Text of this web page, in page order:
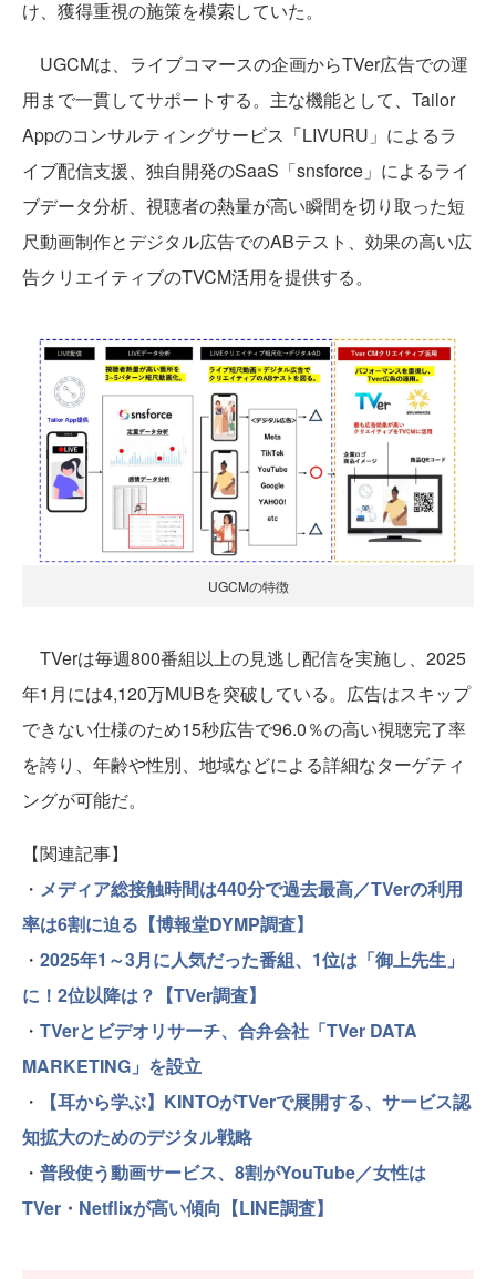
け、獲得重視の施策を模索していた。
UGCMは、ライブコマースの企画からTVer広告での運
用まで一貫してサポートする。主な機能として、Tailor
Appのコンサルティングサービス「LIVURU」によるラ
イブ配信支援、独自開発のSaaS「snsforce」によるライ
ブデータ分析、視聴者の熱量が高い瞬間を切り取った短
尺動画制作とデジタル広告でのABテスト、効果の高い広
告クリエイティブのTVCM活用を提供する。
UGCMの特徴
TVerは毎週800番組以上の見逃し配信を実施し、2025
年1月には4,120万MUBを突破している。広告はスキップ
できない仕様のため15秒広告で96.0％の高い視聴完了率
を誇り、年齢や性別、地域などによる詳細なターゲティ
ングが可能だ。
【関連記事】
・ メディア総接触時間は440分で過去最高／TVerの利用
率は6割に迫る【博報堂DYMP調査】
・ 2025年1～3月に人気だった番組、1位は「御上先生」
に！2位以降は？【TVer調査】
・ TVerとビデオリサーチ、合弁会社「TVer DATA
MARKETING」を設立
・
【耳から学ぶ】KINTOがTVerで展開する、サービス認
知拡大のためのデジタル戦略
・ 普段使う動画サービス、8割がYouTube／女性は
TVer・Netflixが高い傾向【LINE調査】